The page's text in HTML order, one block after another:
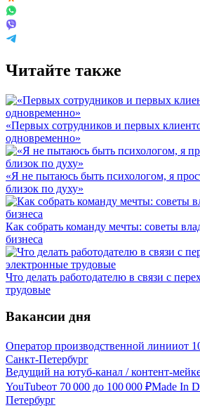
Читайте также
«Первых сотрудников и первых
одновременно»
«Я не пытаюсь быть психологом, я
близок по духу»
Как собрать команду мечты: советы
бизнеса
Что делать работодателю в связи с
трудовые
Вакансии дня
Оператор производственной линииот
Санкт-Петербург
Ведущий на ютуб-канал / контент-
YouTubeот 70 000 до 100 000 ₽Made In
Петербург